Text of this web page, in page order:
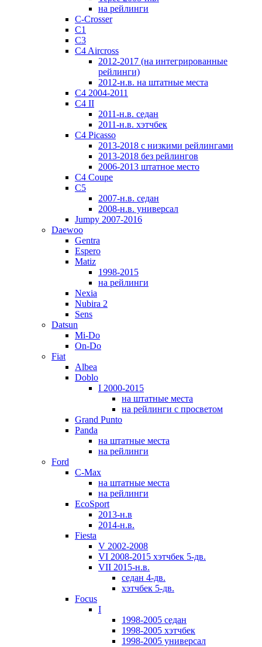
на рейлинги
C-Crosser
C1
C3
C4 Aircross
2012-2017 (на интегрированные
рейлинги)
2012-н.в. на штатные места
C4 2004-2011
C4 II
2011-н.в. седан
2011-н.в. хэтчбек
C4 Picasso
2013-2018 с низкими рейлингами
2013-2018 без рейлингов
2006-2013 штатное место
C4 Coupe
C5
2007-н.в. седан
2008-н.в. универсал
Jumpy 2007-2016
Daewoo
Gentra
Espero
Matiz
1998-2015
на рейлинги
Nexia
Nubira 2
Sens
Datsun
Mi-Do
On-Do
Fiat
Albea
Doblo
I 2000-2015
на штатные места
на рейлинги с просветом
Grand Punto
Panda
на штатные места
на рейлинги
Ford
C-Max
на штатные места
на рейлинги
EcoSport
2013-н.в
2014-н.в.
Fiesta
V 2002-2008
VI 2008-2015 хэтчбек 5-дв.
VII 2015-н.в.
седан 4-дв.
хэтчбек 5-дв.
Focus
I
1998-2005 седан
1998-2005 хэтчбек
1998-2005 универсал